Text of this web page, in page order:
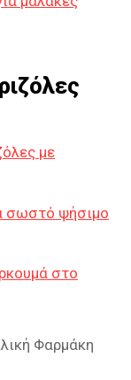
με
σωστό ψήσιμο
στο
Φαρμάκη